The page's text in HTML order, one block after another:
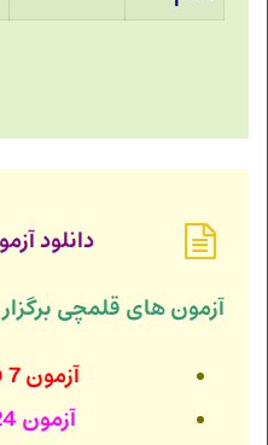
دانلود
آزمون های قلمچی
آزمون 7 فروردین 1404
آزمون 24 اسفند 1403